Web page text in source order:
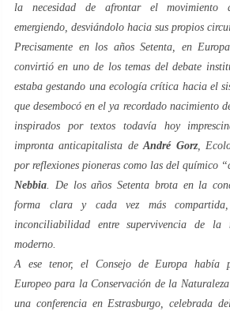
la necesidad de afrontar el movimiento
emergiendo, desviándolo hacia sus propios
Precisamente en los años Setenta , en
convirtió en uno de los temas del debate
estaba gestando una ecología crítica hacia el
que desembocó en el ya recordado nacimiento
inspirados por textos todavía hoy
impronta anticapitalista deAndré Gorz,
por reflexiones pioneras como las del químico “
Nebbia . De los años Setenta brota en la
forma clara y cada vez más
inconciliabilidad entre supervivencia de la
moderno.
A ese tenor, el Consejo de Europa había
Europeo para la Conservación de la Naturaleza
una conferencia en Estrasburgo, celebrada